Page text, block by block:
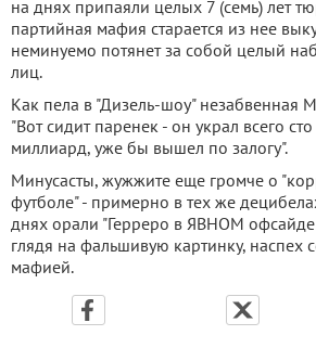
на днях припаяли целых 7 (семь) лет
партийная мафия старается из нее
неминуемо потянет за собой целый
лиц.
Как пела в "Дизель-шоу" незабвенная
"Вот сидит паренек - он украл всего
миллиард, уже бы вышел по залогу".
Минусасты, жужжите еще громче о
футболе" - примерно в тех же
днях орали "Герреро в ЯВНОМ
глядя на фальшивую картинку, наспех
мафией.